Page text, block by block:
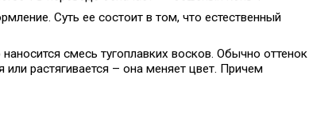
Суть ее состоит в том, что естественный
смесь тугоплавких восков. Обычно оттенок
растягивается – она меняет цвет. Причем